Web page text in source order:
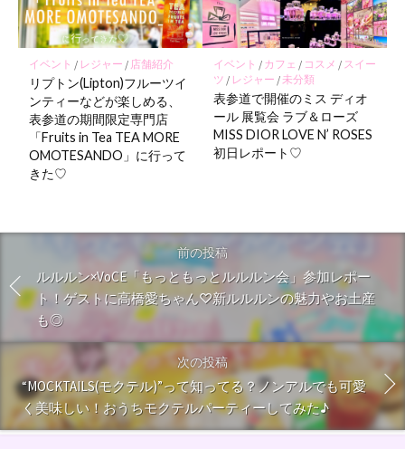
イベント / レジャー / 店舗紹介
リプトン(Lipton)フルーツイ
ンティーなどが楽しめる、
表参道の期間限定専門店
「Fruits in Tea TEA MORE
OMOTESANDO」に行って
きた♡
イベント / カフェ / コスメ / スイー
ツ / レジャー / 未分類
表参道で開催のミス ディオ
ール 展覧会 ラブ＆ローズ
MISS DIOR LOVE N’ ROSES
初日レポート♡
前の投稿
ルルルン×VoCE「もっともっとルルルン会」参加レポー
ト！ゲストに高橋愛ちゃん♡新ルルルンの魅力やお土産
も◎
次の投稿
“MOCKTAILS(モクテル)”って知ってる？ノンアルでも可愛
く美味しい！おうちモクテルパーティーしてみた♪